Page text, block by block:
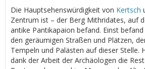
Die Hauptsehenswürdigkeit von Kertsch
Zentrum ist – der Berg Mithridates, auf
antike Pantikapaion befand. Einst
den geräumigen Straßen und Plätzen,
Tempeln und Palästen auf dieser Stelle.
dank der Arbeit der Archäologen die